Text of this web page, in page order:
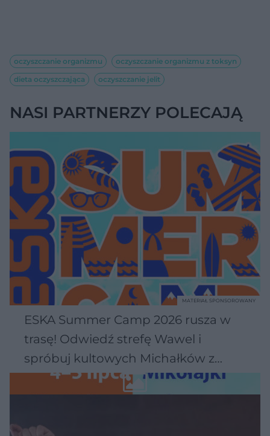
oczyszczanie organizmu
oczyszczanie organizmu z toksyn
dieta oczyszczająca
oczyszczanie jelit
NASI PARTNERZY POLECAJĄ
ESKA Summer Camp 2026 rusza w
trasę! Odwiedź strefę Wawel i
spróbuj kultowych Michałków z
Wawelu
MATERIAŁ SPONSOROWANY